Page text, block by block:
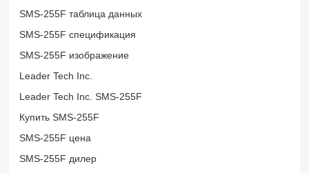
SMS-255F таблица данных
SMS-255F спецификация
SMS-255F изображение
Leader Tech Inc.
Leader Tech Inc. SMS-255F
Купить SMS-255F
SMS-255F цена
SMS-255F дилер